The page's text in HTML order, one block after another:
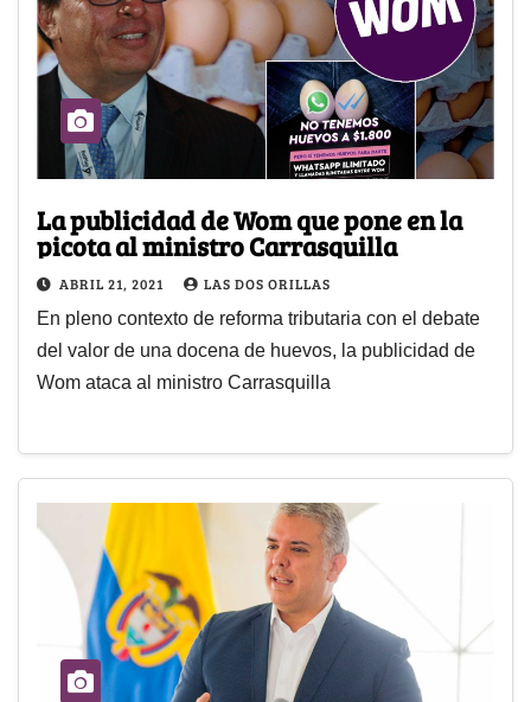
La publicidad de Wom que pone en la
picota al ministro Carrasquilla
ABRIL 21, 2021 LAS DOS ORILLAS
En pleno contexto de reforma tributaria con el debate
del valor de una docena de huevos, la publicidad de
Wom ataca al ministro Carrasquilla